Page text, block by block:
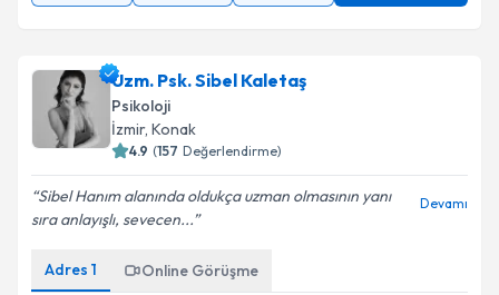
Uzm. Psk. Sibel Kaletaş
Psikoloji
İzmir, Konak
4.9 (157 Değerlendirme)
Sibel Hanım alanında oldukça uzman olmasının yanı
sıra anlayışlı, sevecen...
Devamı
Adres 1 Online Görüşme